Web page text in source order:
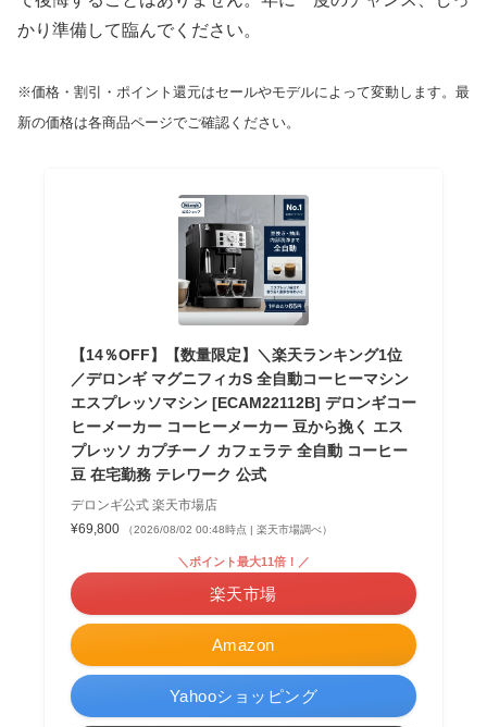
かり準備して臨んでください。
※価格・割引・ポイント還元はセールやモデルによって変動します。最
新の価格は各商品ページでご確認ください。
【14％OFF】【数量限定】＼楽天ランキング1位
／デロンギ マグニフィカS 全自動コーヒーマシン
エスプレッソマシン [ECAM22112B] デロンギコー
ヒーメーカー コーヒーメーカー 豆から挽く エス
プレッソ カプチーノ カフェラテ 全自動 コーヒー
豆 在宅勤務 テレワーク 公式
デロンギ公式 楽天市場店
¥69,800
（2026/08/02 00:48時点 | 楽天市場調べ）
Amazon
＼ポイント最大11倍！／
楽天市場
Yahooショッピング